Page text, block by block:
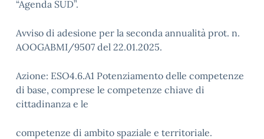
“Agenda SUD”.
Avviso di adesione per la seconda annualità prot. n.
AOOGABMI/9507 del 22.01.2025.
Azione: ESO4.6.A1 Potenziamento delle competenze
di base, comprese le competenze chiave di
cittadinanza e le
competenze di ambito spaziale e territoriale.